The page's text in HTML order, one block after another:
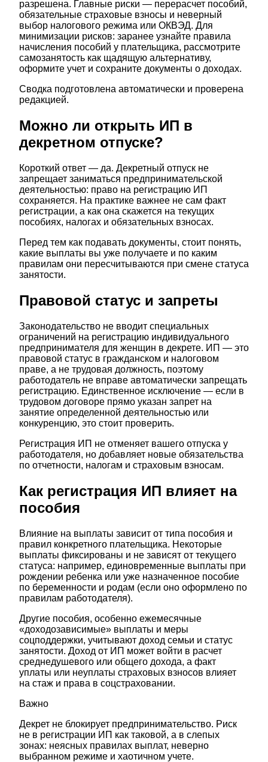
разрешена. Главные риски — перерасчет пособий,
обязательные страховые взносы и неверный
выбор налогового режима или ОКВЭД. Для
минимизации рисков: заранее узнайте правила
начисления пособий у плательщика, рассмотрите
самозанятость как щадящую альтернативу,
оформите учет и сохраните документы о доходах.
Сводка подготовлена автоматически и проверена
редакцией.
Можно ли открыть ИП в
декретном отпуске?
Короткий ответ — да. Декретный отпуск не
запрещает заниматься предпринимательской
деятельностью: право на регистрацию ИП
сохраняется. На практике важнее не сам факт
регистрации, а как она скажется на текущих
пособиях, налогах и обязательных взносах.
Перед тем как подавать документы, стоит понять,
какие выплаты вы уже получаете и по каким
правилам они пересчитываются при смене статуса
занятости.
Правовой статус и запреты
Законодательство не вводит специальных
ограничений на регистрацию индивидуального
предпринимателя для женщин в декрете. ИП — это
правовой статус в гражданском и налоговом
праве, а не трудовая должность, поэтому
работодатель не вправе автоматически запрещать
регистрацию. Единственное исключение — если в
трудовом договоре прямо указан запрет на
занятие определенной деятельностью или
конкуренцию, это стоит проверить.
Регистрация ИП не отменяет вашего отпуска у
работодателя, но добавляет новые обязательства
по отчетности, налогам и страховым взносам.
Как регистрация ИП влияет на
пособия
Влияние на выплаты зависит от типа пособия и
правил конкретного плательщика. Некоторые
выплаты фиксированы и не зависят от текущего
статуса: например, единовременные выплаты при
рождении ребенка или уже назначенное пособие
по беременности и родам (если оно оформлено по
правилам работодателя).
Другие пособия, особенно ежемесячные
«доходозависимые» выплаты и меры
соцподдержки, учитывают доход семьи и статус
занятости. Доход от ИП может войти в расчет
среднедушевого или общего дохода, а факт
уплаты или неуплаты страховых взносов влияет
на стаж и права в соцстраховании.
Важно
Декрет не блокирует предпринимательство. Риск
не в регистрации ИП как таковой, а в слепых
зонах: неясных правилах выплат, неверно
выбранном режиме и хаотичном учете.